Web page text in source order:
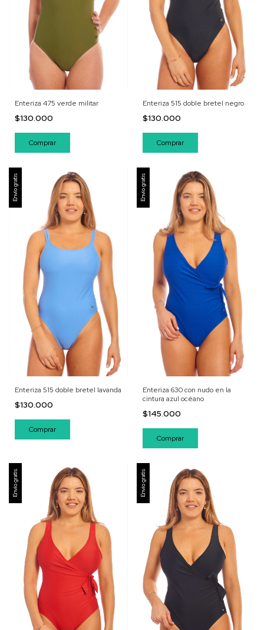
Enteriza 475 verde militar
$130.000
Comprar
Enteriza 515 doble bretel negro
$130.000
Comprar
Envío gratis
Enteriza 515 doble bretel lavanda
$130.000
Comprar
Envío gratis
Enteriza 630 con nudo en la
cintura azul océano
$145.000
Comprar
Envío gratis Envío gratis